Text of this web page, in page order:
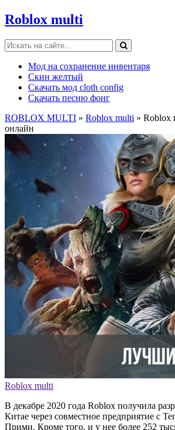
Roblox multi
Мод на сохранение инвентаря
Скин желтый
Скачать мод cloth config
Скачать песню фонг
ROBLOX MULTI » Roblox multi » Roblox
онлайн
Roblox multi
В декабре 2020 года Roblox получила
Китае через совместное предприятие с
Прими. Кроме того, и у нее более 252